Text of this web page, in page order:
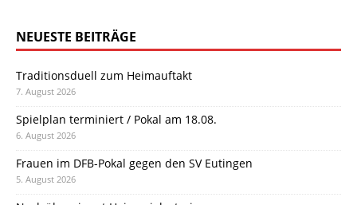
NEUESTE BEITRÄGE
Traditionsduell zum Heimauftakt
7. August 2026
Spielplan terminiert / Pokal am 18.08.
6. August 2026
Frauen im DFB-Pokal gegen den SV Eutingen
5. August 2026